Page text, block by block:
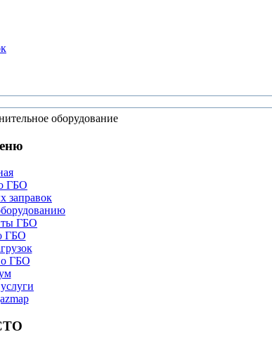
оборудование
ГБО
заправок
ГБО
ГБО
ГБО